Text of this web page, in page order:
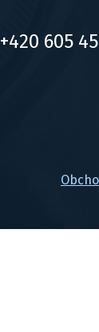
+420 605